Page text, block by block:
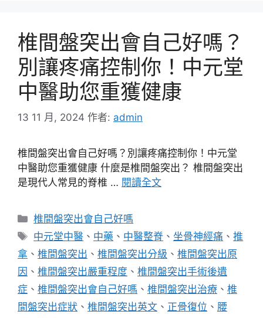
椎間盤突出會自己好嗎？
別讓疼痛控制你！中元堂
中醫助您重獲健康
13 11 月, 2024 作者: admin
椎間盤突出會自己好嗎？別讓疼痛控制你！中元堂
中醫助您重獲健康 什麼是椎間盤突出？ 椎間盤突出
是現代人常見的脊椎 … 閱讀全文
分
類
椎間盤突出會自己好嗎
標
籤
中元堂中醫 、 中藥 、 中醫整脊 、坐骨神經痛 、推
拿 、 椎間盤突出 、 椎間盤突出分級 、 椎間盤突出原
因 、 椎間盤突出嚴重程度 、 椎間盤突出手術後遺
症 、 椎間盤突出會自己好嗎 、 椎間盤突出治療 、 椎
間盤突出症狀 、 椎間盤突出英文 、 正骨復位 、 腰